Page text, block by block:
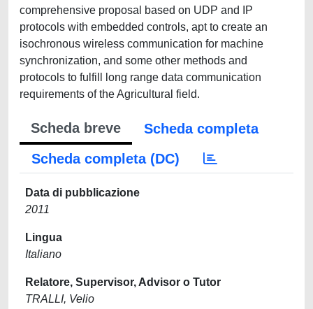
comprehensive proposal based on UDP and IP
protocols with embedded controls, apt to create an
isochronous wireless communication for machine
synchronization, and some other methods and
protocols to fulfill long range data communication
requirements of the Agricultural field.
Scheda breve
Scheda completa
Scheda completa (DC)
Data di pubblicazione
2011
Lingua
Italiano
Relatore, Supervisor, Advisor o Tutor
TRALLI, Velio